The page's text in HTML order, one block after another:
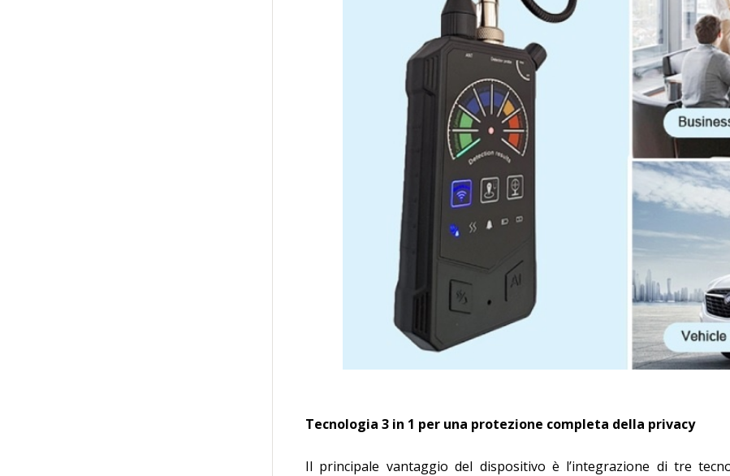
Tecnologia 3 in 1 per una protezione completa della privacy
Il principale vantaggio del dispositivo è l’integrazione di tre